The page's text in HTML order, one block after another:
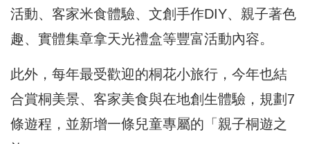
活動、客家米食體驗、文創手作DIY、親子著色
趣、實體集章拿天光禮盒等豐富活動內容。
此外，每年最受歡迎的桐花小旅行，今年也結
合賞桐美景、客家美食與在地創生體驗，規劃7
條遊程，並新增一條兒童專屬的「親子桐遊之